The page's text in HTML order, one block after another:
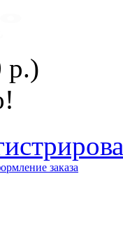
р.)
заказа